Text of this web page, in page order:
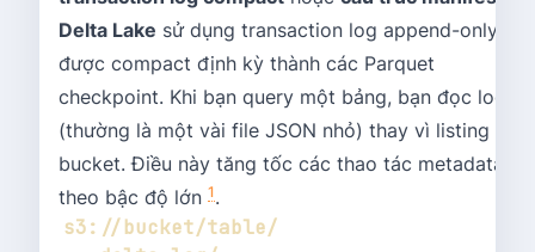
Delta Lake sử dụng transaction log append-only
được compact định kỳ thành các Parquet
checkpoint. Khi bạn query một bảng, bạn đọc log
(thường là một vài file JSON nhỏ) thay vì listing
bucket. Điều này tăng tốc các thao tác metadata
theo bậc độ lớn 1.